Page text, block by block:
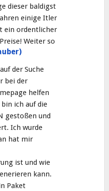
dieser baldigst
einige Itler
ein ordentlicher
Weiter so
der Suche
bei der
helfen
bin ich auf die
gestoßen und
Ich wurde
hat mir
ist und wie
kann.
Paket